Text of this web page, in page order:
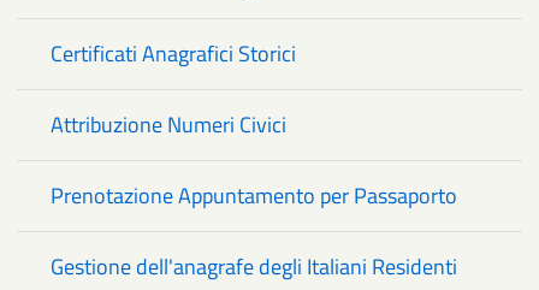
Certificati Anagrafici Storici
Attribuzione Numeri Civici
Prenotazione Appuntamento per Passaporto
Gestione dell'anagrafe degli Italiani Residenti